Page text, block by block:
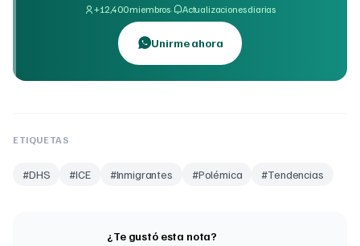
+12,400 miembros· Actualizaciones diarias
Unirme ahora
ETIQUETAS
#DHS #ICE #Inmigrantes #Polémica #Tendencias
¿Te gustó esta nota?